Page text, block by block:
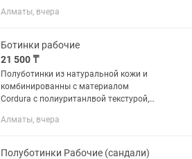
Алматы, вчера
Ботинки рабочие
21 500 ₸
Полуботинки из натуральной кожи и
комбинированны с материалом
Сordura с полиуританлвой текстурой,
материал на основе полиамида, с
Алматы, вчера
Полуботинки Рабочие (сандали)